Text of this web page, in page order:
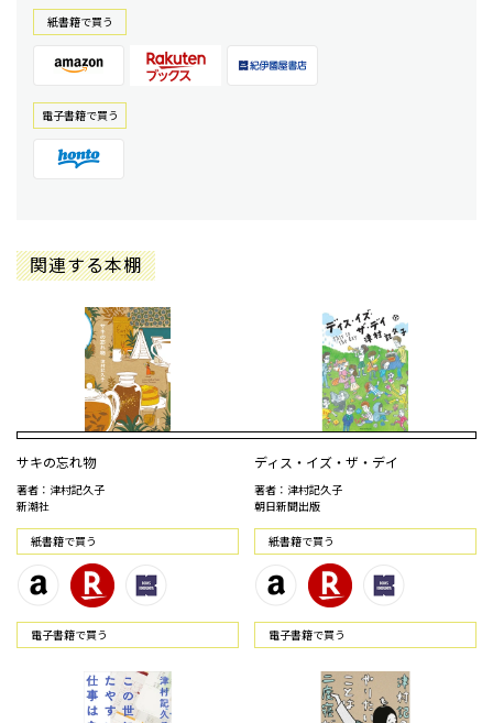
紙書籍で買う
電⼦書籍で買う
関連する本棚
サキの忘れ物
著者：津村記久子
新潮社
紙書籍で買う
電⼦書籍で買う
ディス・イズ・ザ・デイ
著者：津村記久子
朝日新聞出版
紙書籍で買う
電⼦書籍で買う